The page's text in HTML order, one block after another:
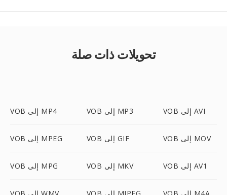
تحويلات ذات صلة
VOB إلى MP4 VOB إلى MP3 VOB إلى AVI
VOB إلى MPEG VOB إلى GIF VOB إلى MOV
VOB إلى MPG VOB إلى MKV VOB إلى AV1